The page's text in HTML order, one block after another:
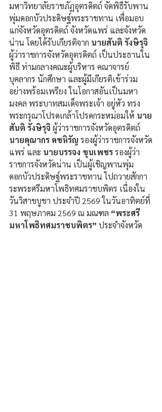
มหาวิทยาลัยราชภัฏอุตรดิตถ์ จัดพิธีรับพาน
พุ่มดอกบัวประดิษฐ์พระราชทาน เพื่อมอบ
แก่จังหวัดอุตรดิตถ์ จังหวัดแพร่ และจังหวัด
น่าน โดยได้รับเกียรติจาก นายสันติ รังษิรุจิ
ผู้ว่าราชการจังหวัดอุตรดิตถ์ เป็นประธานใน
พิธี ท่ามกลางคณะผู้บริหาร คณาจารย์
บุคลากร นักศึกษา และผู้มีเกียรติเข้าร่วม
อย่างพร้อมเพรียง ในโอกาสอันเป็นมหา
มงคล พระบาทสมเด็จพระเจ้า อยู่หัว ทรง
พระกรุณาโปรดเกล้าโปรดกระหม่อมให้ นาย
สันติ รังษิรุจิ ผู้ว่าราชการจังหวัดอุตรดิตถ์
นายคุณากร คชหิรัญ รองผู้ว่าราชการจังหวัด
แพร่ และ นายบรรจง ขุนเพชร รองผู้ว่า
ราชการจังหวัดน่าน เป็นผู้เชิญพานพุ่ม
ดอกบัวประดิษฐ์พระราชทาน ไปถวายสักกา
ระพระศรีมหาโพธิทศมราชบพิตร เนื่องใน
วันวิสาขบูชา ประจำปี 2569 ในวันอาทิตย์ที่
31 พฤษภาคม 2569 ณ มณฑล “พระศรี
มหาโพธิทศมราชบพิตร” ประจำจังหวัด